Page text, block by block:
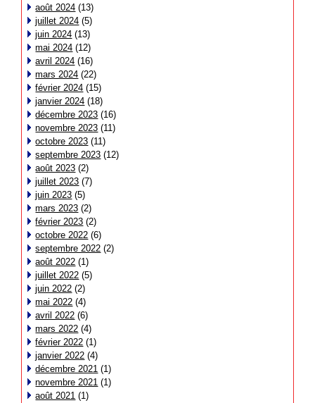
août 2024 (13)
juillet 2024 (5)
juin 2024 (13)
mai 2024 (12)
avril 2024 (16)
mars 2024 (22)
février 2024 (15)
janvier 2024 (18)
décembre 2023 (16)
novembre 2023 (11)
octobre 2023 (11)
septembre 2023 (12)
août 2023 (2)
juillet 2023 (7)
juin 2023 (5)
mars 2023 (2)
février 2023 (2)
octobre 2022 (6)
septembre 2022 (2)
août 2022 (1)
juillet 2022 (5)
juin 2022 (2)
mai 2022 (4)
avril 2022 (6)
mars 2022 (4)
février 2022 (1)
janvier 2022 (4)
décembre 2021 (1)
novembre 2021 (1)
août 2021 (1)